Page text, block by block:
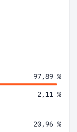
97,89 %
2,11 %
20,96 %